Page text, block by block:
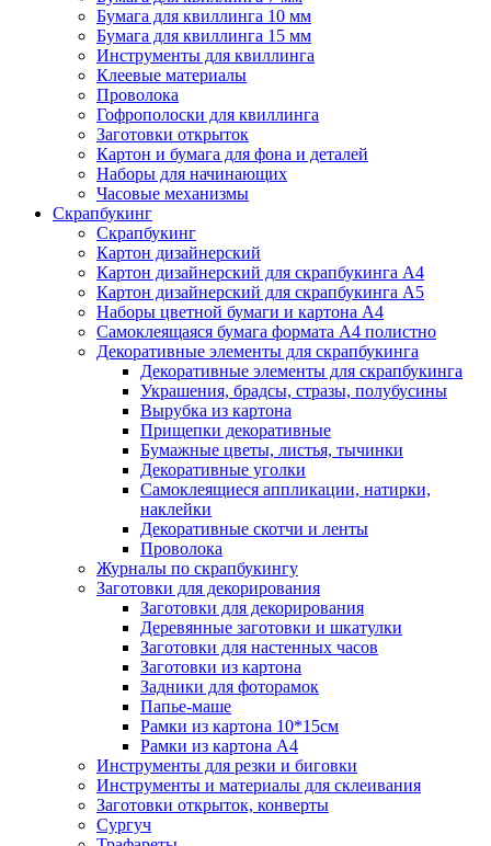
Бумага для квиллинга 10 мм
Бумага для квиллинга 15 мм
Инструменты для квиллинга
Клеевые материалы
Проволока
Гофрополоски для квиллинга
Заготовки открыток
Картон и бумага для фона и деталей
Наборы для начинающих
Часовые механизмы
Скрапбукинг
Скрапбукинг
Картон дизайнерский
Картон дизайнерский для скрапбукинга А4
Картон дизайнерский для скрапбукинга А5
Наборы цветной бумаги и картона А4
Самоклеящаяся бумага формата А4 полистно
Декоративные элементы для скрапбукинга
Декоративные элементы для скрапбукинга
Украшения, брадсы, стразы, полубусины
Вырубка из картона
Прищепки декоративные
Бумажные цветы, листья, тычинки
Декоративные уголки
Самоклеящиеся аппликации, натирки,
наклейки
Декоративные скотчи и ленты
Проволока
Журналы по скрапбукингу
Заготовки для декорирования
Заготовки для декорирования
Деревянные заготовки и шкатулки
Заготовки для настенных часов
Заготовки из картона
Задники для фоторамок
Папье-маше
Рамки из картона 10*15см
Рамки из картона А4
Инструменты для резки и биговки
Инструменты и материалы для склеивания
Заготовки открыток, конверты
Сургуч